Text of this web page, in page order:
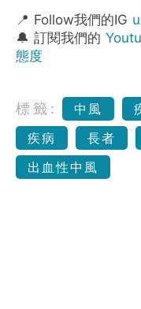
📍 Follow我們的IG
🔔 訂閱我們的
態度
標籤: 中風
疾病
長者
出血性中風